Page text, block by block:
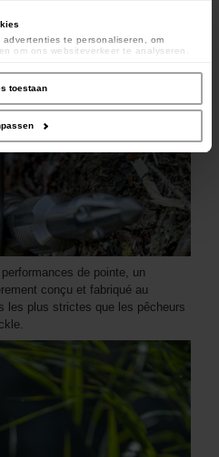
te personaliseren, om
om ons websiteverkeer te analyseren.
partners kunnen deze gegevens
u aan ze heeft verstrekt of die ze hebben
hun services.
toestaan
de pointe, un
conçu et fabriqué au
les plus strictes que les pêcheurs